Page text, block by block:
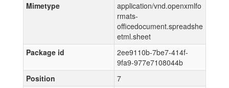
Mimetype
application/vnd.openxmlfo
rmats-
officedocument.spreadshe
etml.sheet
Package id
2ee9110b-7be7-414f-
9fa9-977e7108044b
Position
7